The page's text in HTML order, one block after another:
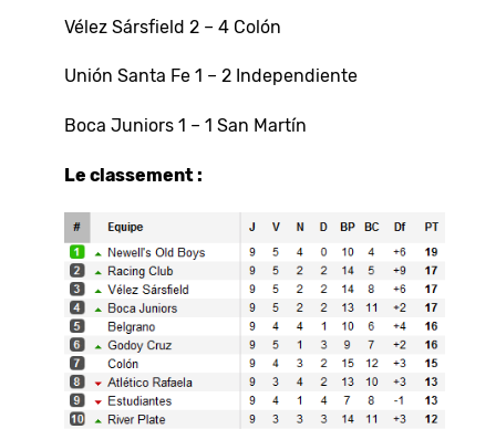
Vélez Sársfield 2 – 4 Colón
Unión Santa Fe 1 – 2 Independiente
Boca Juniors 1 – 1 San Martín
Le classement :